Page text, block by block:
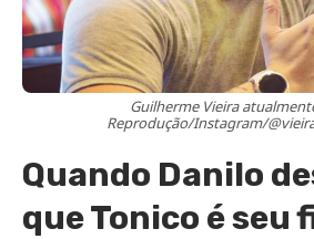
Guilherme Vieira
Reprodução/Instagram/
Quando Danilo
que Tonico é seu